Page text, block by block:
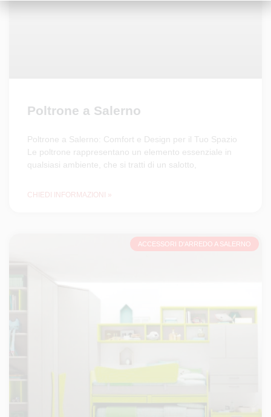
Poltrone a Salerno
Poltrone a Salerno: Comfort e Design per il Tuo Spazio
Le poltrone rappresentano un elemento essenziale in
qualsiasi ambiente, che si tratti di un salotto,
CHIEDI INFORMAZIONI »
ACCESSORI D'ARREDO A SALERNO